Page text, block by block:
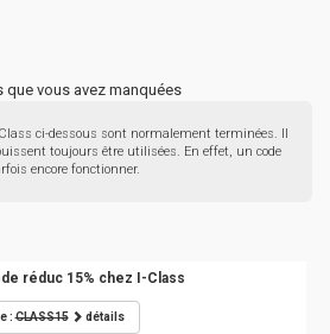
vous avez manquées
ci-dessous sont normalement terminées. Il
toujours être utilisées. En effet, un code
encore fonctionner.
réduc 15% chez I-Class
:CLASS15 détails